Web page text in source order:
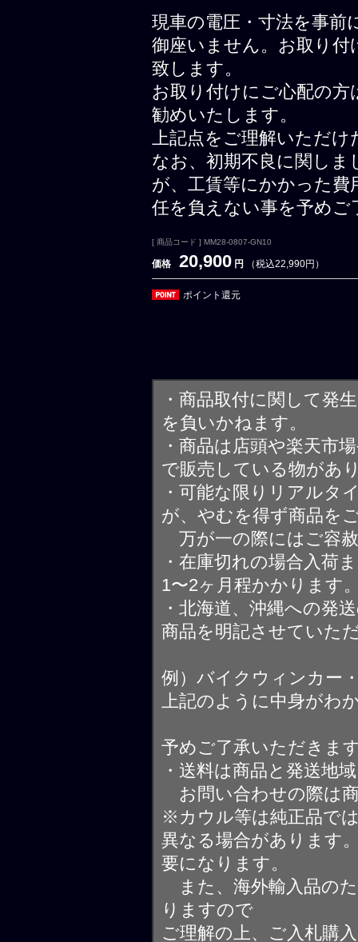
現車の電圧・寸法を事前
御座いません。お取り
致します。
お取り付けにご心配の
勧めいたします。
上記点をご理解いただけ
なお、初期不良に関し
が、工賃等にかかった費
任を負えない事を予めご
[ 商品コード ] MM28-0807-GN10
価格 20,900 円 （税込22,990円）
ポイント還元
・商品取付に関して発
を負いかねます。
・商品は店頭や楽天市
で販売している物があ
・可能な限りリアルタ
が、やむを得ず商品を
万が一の際にはご容
・在庫切れの場合入荷
1〜2ヶ月程かかります
・北海道、沖縄への発
商品を明記させていた
例）バイクウィンカー
上記のように中身がわ
予めご了承いただきま
・送料は商品と発送地
お問い合わせの際は
※カウル等は純正品で
異なる場合があります
要になります。
また、海外輸入品の
りますので
ご理解の上、ご入札購